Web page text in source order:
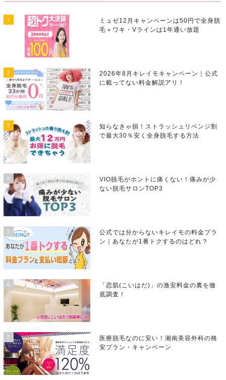
1
ミュゼ12月キャンペーンは50円で全身脱
毛＋ワキ・Vラインは1年通い放題
2
2026年8月キレイモキャンペーン｜公式
に載ってない料金解説アリ！
3
知らなきゃ損！ストラッシュリベンジ割
で最大30％安く全身脱毛する方法
4
VIO脱毛がホントに痛くない！痛みが少
ない脱毛サロンTOP3
5
公式では分からないキレイモの料金プラ
ン｜あなたが1番トクするのはどれ？
6
「恋肌(こいはだ)」の激安料金の裏を徹
底調査！
7
医療脱毛なのに安い！湘南美容外科の格
安プラン・キャンペーン